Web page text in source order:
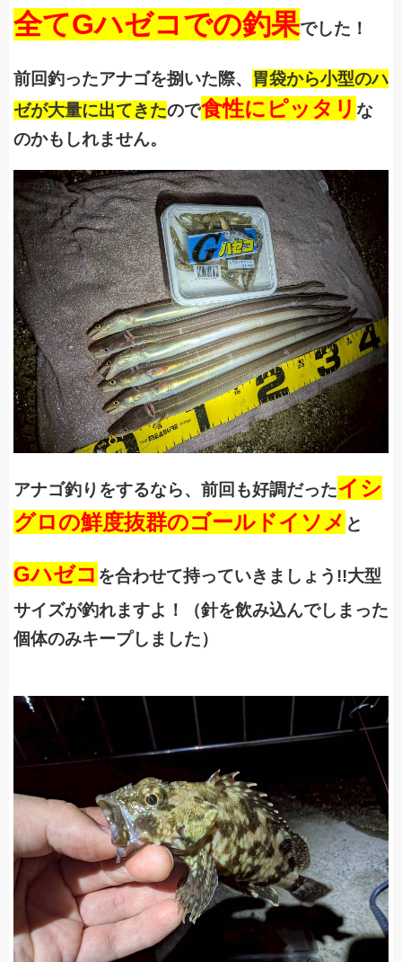
全てGハゼコでの釣果でした！
前回釣ったアナゴを捌いた際、 胃袋から小型のハ
ゼが大量に出てきたので食性にピッタリ な
のかもしれません。
アナゴ釣りをするなら、前回も好調だったイシ
グロの鮮度抜群のゴールドイソメ と
Gハゼコ を合わせて持っていきましょう!!大型
サイズが釣れますよ！
（針を飲み込んでしまった
個体のみキープしました）